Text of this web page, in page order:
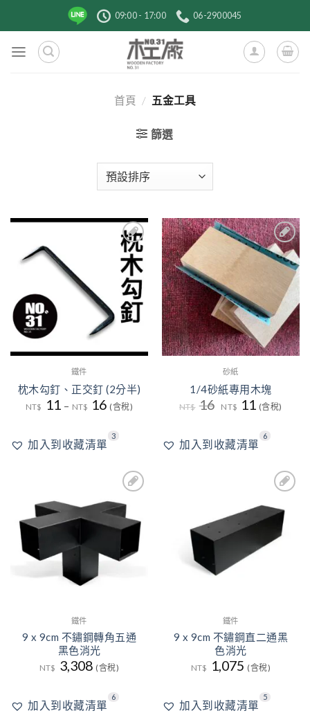
09:00 - 17:00 06-2900045
首頁 / 五金工具
篩選
加入
到收
藏清
單
3
鐵件
枕木勾釘、正交釘 (2分半)
NT$ 11 – NT$ 16 (含稅)
加入到收藏清單
3
加入
到收
藏清
6
砂紙
1/4砂紙專用木塊
NT$ 16 原
始
NT$16。
NT$ 11 目
前
格：
NT$11。
(含稅)
加入到收藏清單
6
加入
藏清
單
6
鐵件
9 x 9cm 不鏽鋼轉角五通
黑色消光
NT$ 3,308 (含稅)
加入到收藏清單
6
加入
藏清
單
5
鐵件
9 x 9cm 不鏽鋼直二通黑
色消光
NT$ 1,075 (含稅)
加入到收藏清單
5